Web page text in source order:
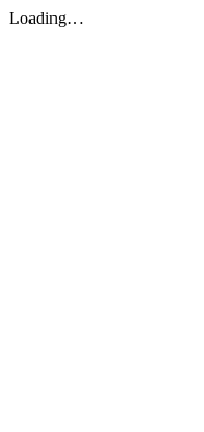
Loading…